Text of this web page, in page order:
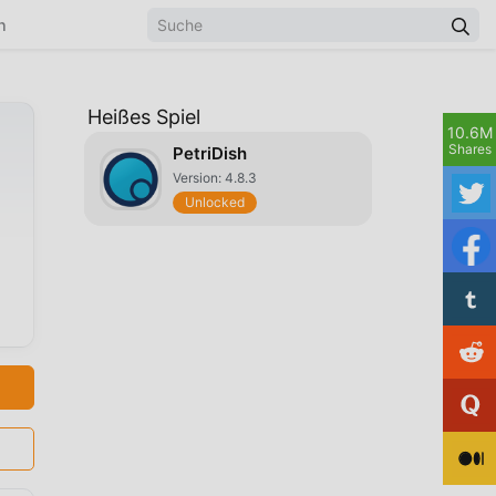
Heißes Spiel
PetriDish
Version: 4.8.3
Unlocked
10.6M
Shares